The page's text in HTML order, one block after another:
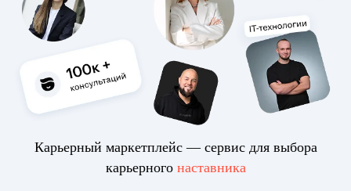
Карьерный маркетплейс — сервис для выбора
карьерного наставника